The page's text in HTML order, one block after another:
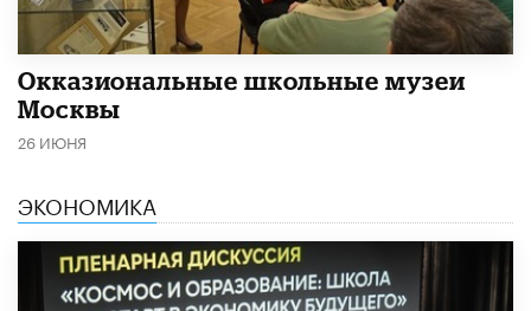
​Окказиональные школьные музеи
Москвы
26 ИЮНЯ
ЭКОНОМИКА